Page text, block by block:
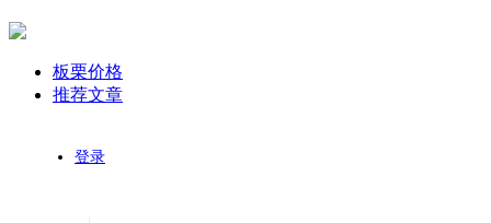
板栗价格
推荐文章
登录